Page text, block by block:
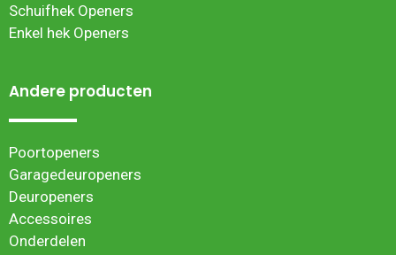
Schuifhek Openers
Enkel hek Openers
Andere producten
Poortopeners
Garagedeuropeners
Deuropeners
Accessoires
Onderdelen